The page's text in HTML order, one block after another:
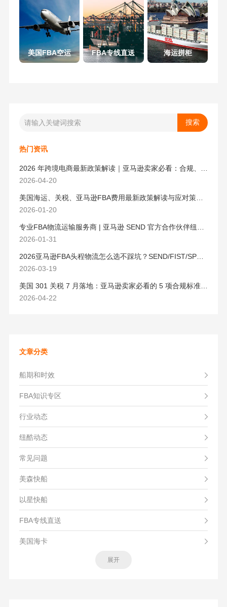
美国FBA空运 FBA专线直送 海运拼柜
热门资讯
2026 年跨境电商最新政策解读｜亚马逊卖家必看：合规、成本与物流新机遇
2026-04-20
美国海运、关税、亚马逊FBA费用最新政策解读与应对策略（2026版）
2026-01-20
专业FBA物流运输服务商 | 亚马逊 SEND 官方合作伙伴纽酷国际物流
2026-01-31
2026亚马逊FBA头程物流怎么选不踩坑？SEND/FIST/SPN官方认证物流商，只有这家敢承诺“准达率第一”
2026-03-19
美国 301 关税 7 月落地：亚马逊卖家必看的 5 项合规标准与稳交付方案
2026-04-22
文章分类
船期和时效
FBA知识专区
行业动态
纽酷动态
常见问题
美森快船
以星快船
FBA专线直送
美国海卡
展开